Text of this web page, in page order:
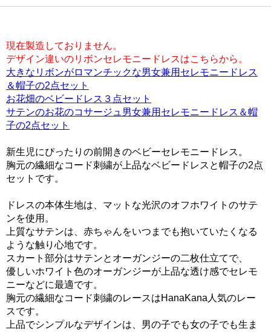
現在製造しておりません。
デザイン違いのリボンセレモニードレスはこちらから。
大きなリボンがロマンチックな男女兼用セレモニードレス
＆帽子の2点セット
お花畑のベビードレス３点セット
サテンのお花のコサージュ男女兼用セレモニードレス＆帽
子の2点セット
新生児にぴったりの前開きのベビーセレモニードレス。
胸元の繊細なコード刺繍が上品なベビードレスと帽子の2点
セットです。
ドレスの本体生地は、マットな光沢のオフホワイトのサテ
ンを使用。
上質なサテンは、赤ちゃんをいつまでも抱いていたくなる
ような触り心地です。
スカート部分はサテンとオーガンジーの二枚仕立てで、
優しいホワイト色のオーガンジーが上品な透け感でセレモ
ニーなどに最適です。
胸元の繊細なコード刺繍のレースはHanaKana人気のレー
スです。
上品でシンプルなデザインは、男の子でも女の子でも生ま